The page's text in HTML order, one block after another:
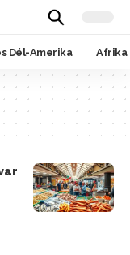
Dél-Amerika Afrika